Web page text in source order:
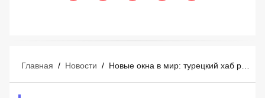
Главная / Новости /